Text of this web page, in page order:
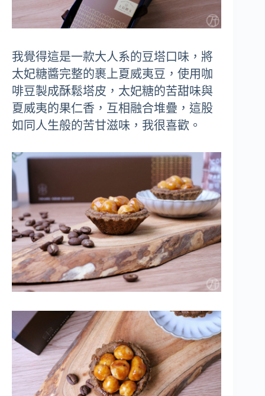
我覺得這是一款大人系的豆塔口味，將
太妃糖醬完整的裹上夏威夷豆，使用咖
啡豆製成酥鬆塔皮，太妃糖的苦甜味與
夏威夷的果仁香，互相融合堆疊，這股
如同人生般的苦甘滋味，我很喜歡。